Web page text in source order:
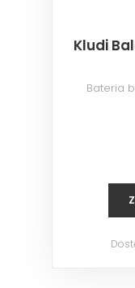
Kludi
Bateria